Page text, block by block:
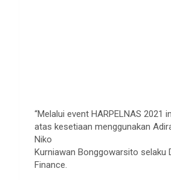
“Melalui event HARPELNAS
atas kesetiaan menggunakan
Niko
Kurniawan Bonggowarsito selaku
Finance.